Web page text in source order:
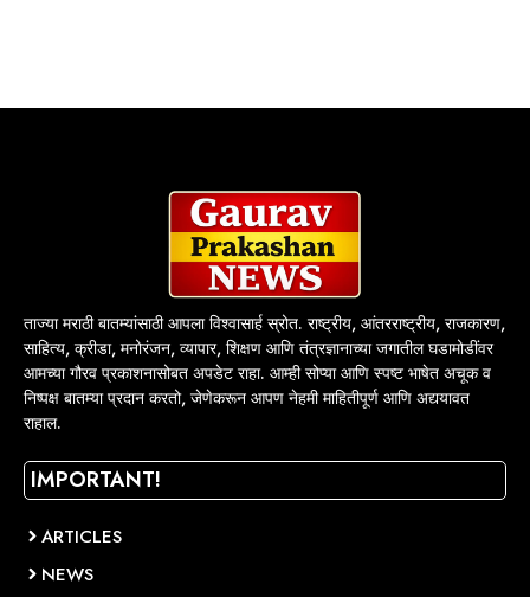
ताज्या मराठी बातम्यांसाठी आपला विश्वासार्ह स्रोत. राष्ट्रीय, आंतरराष्ट्रीय, राजकारण,
साहित्य, क्रीडा, मनोरंजन, व्यापार, शिक्षण आणि तंत्रज्ञानाच्या जगातील घडामोडींवर
आमच्या गौरव प्रकाशनासोबत अपडेट राहा. आम्ही सोप्या आणि स्पष्ट भाषेत अचूक व
निष्पक्ष बातम्या प्रदान करतो, जेणेकरून आपण नेहमी माहितीपूर्ण आणि अद्ययावत
राहाल.
IMPORTANT!
ARTICLES
NEWS